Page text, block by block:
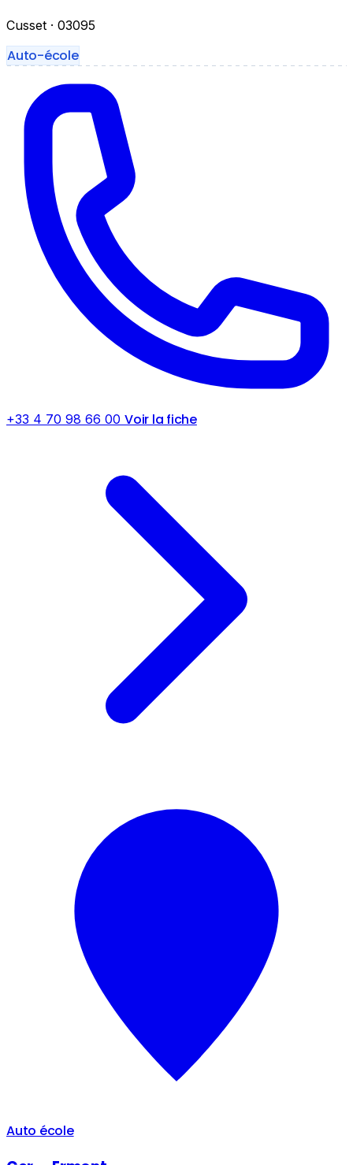
Cusset · 03095
Auto-école
+33 4 70 98 66 00 Voir la fiche
Auto école